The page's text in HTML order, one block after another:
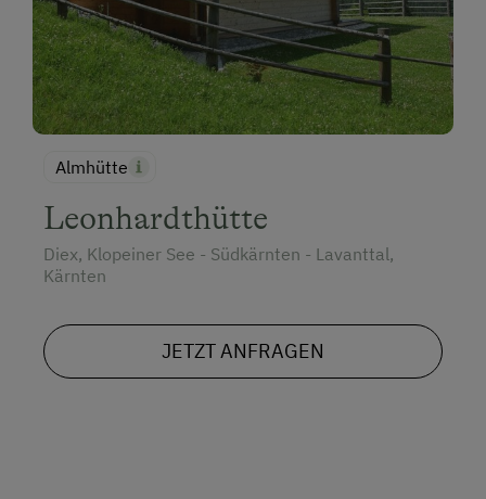
Almhütte
Leonhardthütte
Diex, Klopeiner See - Südkärnten - Lavanttal,
Kärnten
JETZT ANFRAGEN